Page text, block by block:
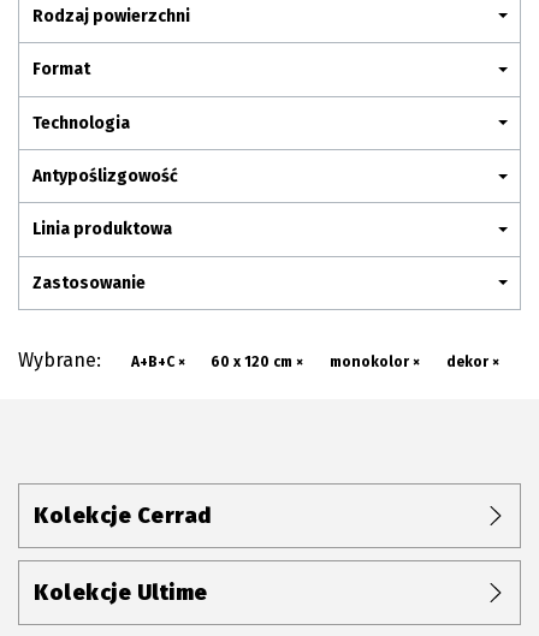
Rodzaj powierzchni
Format
Technologia
Antypoślizgowość
Linia produktowa
Zastosowanie
Wybrane: A+B+C × 60 x 120 cm × monokolor × dekor ×
Kolekcje Cerrad
Kolekcje Ultime
Komunikacja z akcjonariuszami